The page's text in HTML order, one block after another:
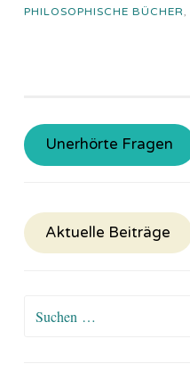
PHILOSOPHISCHE BÜCHER,
Unerhörte Fragen
Aktuelle Beiträge
Suchen